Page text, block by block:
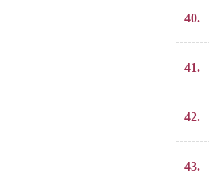
40.
41.
42.
43.